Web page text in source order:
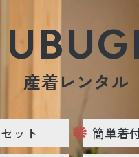
レンタル
UBUGI
産着レンタル
ット
簡単着